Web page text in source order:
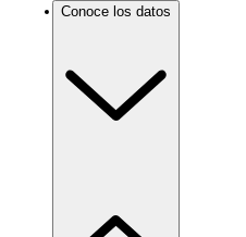
Conoce los datos